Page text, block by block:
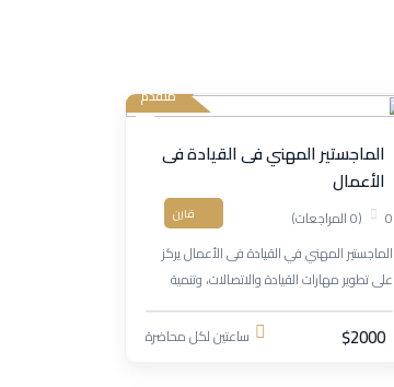
متقدم
الماجستير المهني فى القيادة فى
الأعمال
0 (0 المراجعات) قارن
الماجستير المهني في القيادة فى الأعمال يركز
على تطوير مهارات القيادة والاتصالات، وتنمية
الأعمال، وإدارة الصراعات والتفاوض، مع دراسة
متقدمة في الإدارة الاستراتيجية والموارد البشرية.
$2000 ساعتين لكل محاضرة